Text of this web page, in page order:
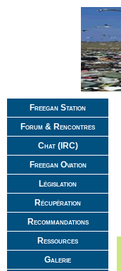
Freegan Station
Forum & Rencontres
Chat (IRC)
Freegan Ovation
Législation
Récupération
Recommandations
Ressources
Galerie